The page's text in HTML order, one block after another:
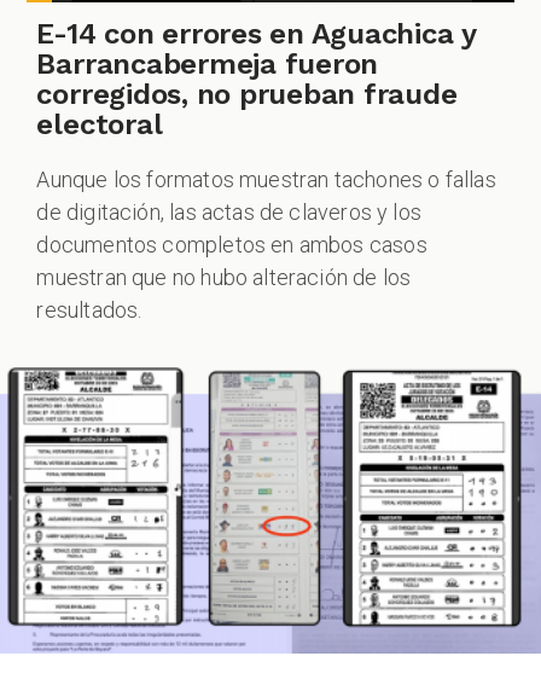
E-14 con errores en Aguachica y
Barrancabermeja fueron
corregidos, no prueban fraude
electoral
Aunque los formatos muestran tachones o fallas
de digitación, las actas de claveros y los
documentos completos en ambos casos
muestran que no hubo alteración de los
resultados.